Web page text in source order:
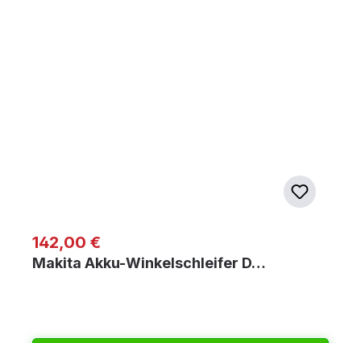
Regulärer Preis:
142,00 €
Makita Akku-Winkelschleifer D…